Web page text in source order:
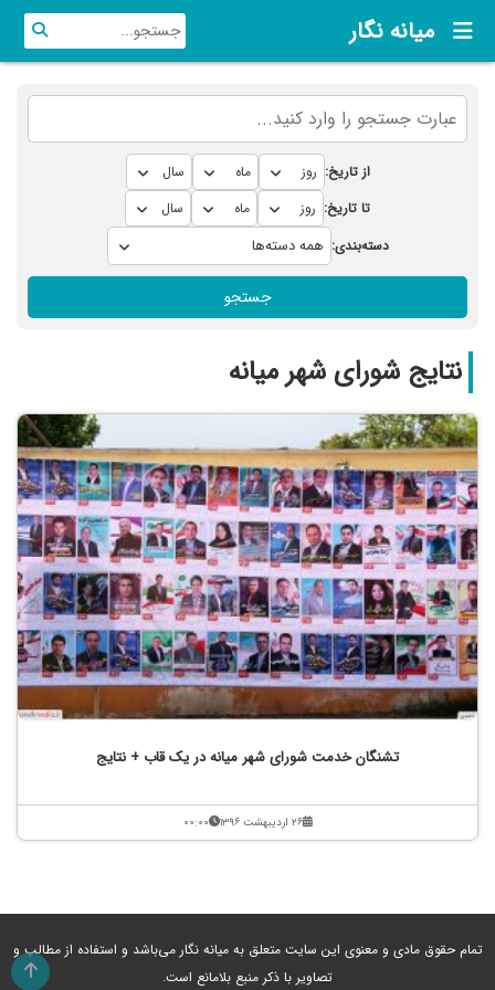
میانه نگار
از تاریخ:
تا تاریخ:
دسته‌بندی:
جستجو
نتایج شورای شهر میانه
تشنگان خدمت شورای شهر میانه در یک قاب + نتایج
۲۶ اردیبهشت ۱۳۹۶ ۰۰:۰۰
تمام حقوق مادی و معنوی این سایت متعلق به میانه نگار می‌باشد و استفاده از مطالب و
تصاویر با ذکر منبع بلامانع است.